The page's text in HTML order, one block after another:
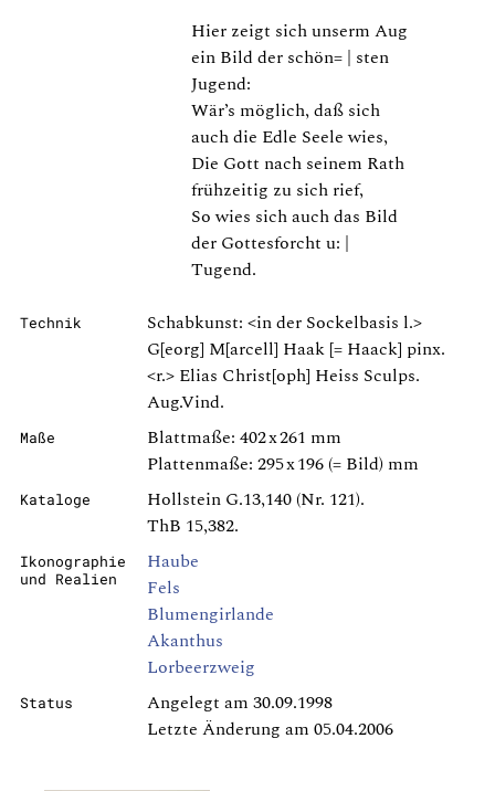
Hier zeigt sich unserm Aug
ein Bild der schön= | sten
Jugend:
Wär’s möglich, daß sich
auch die Edle Seele wies,
Die Gott nach seinem Rath
frühzeitig zu sich rief,
So wies sich auch das Bild
der Gottesforcht u: |
Tugend.
Technik
Schabkunst: <in der Sockelbasis l.>
G[eorg] M[arcell] Haak [= Haack] pinx.
<r.> Elias Christ[oph] Heiss Sculps.
Aug.Vind.
Maße
Blattmaße: 402 x 261 mm
Plattenmaße: 295 x 196 (= Bild) mm
Kataloge
Hollstein G.13,140 (Nr. 121).
ThB 15,382.
Ikonographie
und Realien
Haube
Fels
Blumengirlande
Akanthus
Lorbeerzweig
Status
Angelegt am 30.09.1998
Letzte Änderung am 05.04.2006